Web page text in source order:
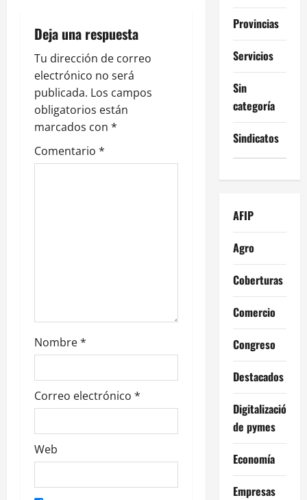
i
ó
n
d
e
d
a
s
Deja una respuesta
Tu dirección de correo
electrónico no será
publicada. Los campos
obligatorios están
marcados con *
Comentario *
Nombre*
Correo electrónico *
Web
Provincias
Servicios
Sin
categoría
Sindicatos
AFIP
Agro
Coberturas
Comercio
Congreso
Destacados
Digitalización
de pymes
Economía
Empresas